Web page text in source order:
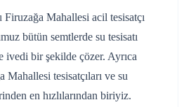
Mahallesi acil tesisatçı
bütün semtlerde su tesisatı
ivedi bir şekilde çözer. Ayrıca
tesisatçıları ve su
en hızlılarından biriyiz.